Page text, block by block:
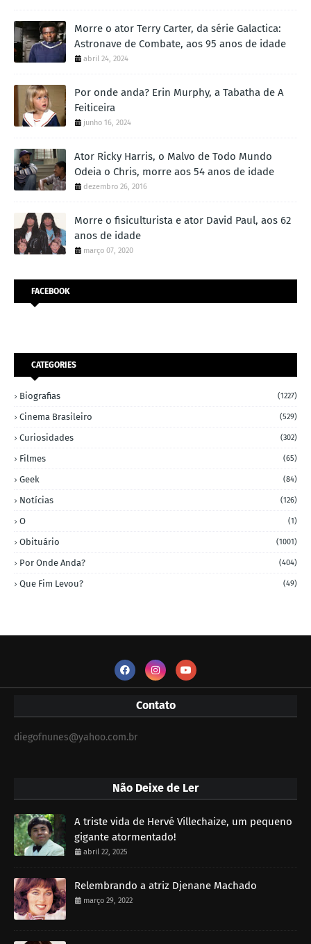
Morre o ator Terry Carter, da série Galactica:
Astronave de Combate, aos 95 anos de idade
abril 24, 2024
Por onde anda? Erin Murphy, a Tabatha de A
Feiticeira
junho 16, 2024
Ator Ricky Harris, o Malvo de Todo Mundo
Odeia o Chris, morre aos 54 anos de idade
dezembro 26, 2016
Morre o fisiculturista e ator David Paul, aos 62
anos de idade
março 07, 2020
FACEBOOK
CATEGORIES
Biografias (1227)
Cinema Brasileiro (529)
Curiosidades (302)
Filmes (65)
Geek (84)
Notícias (126)
O (1)
Obituário (1001)
Por Onde Anda? (404)
Que Fim Levou? (49)
Contato
diegofnunes@yahoo.com.br
Não Deixe de Ler
A triste vida de Hervé Villechaize, um pequeno
gigante atormentado!
abril 22, 2025
Relembrando a atriz Djenane Machado
março 29, 2022